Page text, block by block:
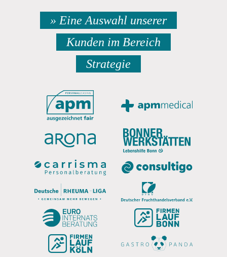
» Eine Auswahl unserer
Kunden im Bereich
Strategie